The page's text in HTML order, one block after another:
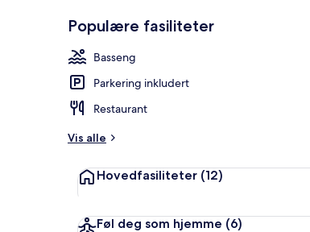
Populære fasiliteter
Basseng
Parkering inkludert
Restaurant
Vis alle
Hovedfasiliteter (12)
Føl deg som hjemme (6)